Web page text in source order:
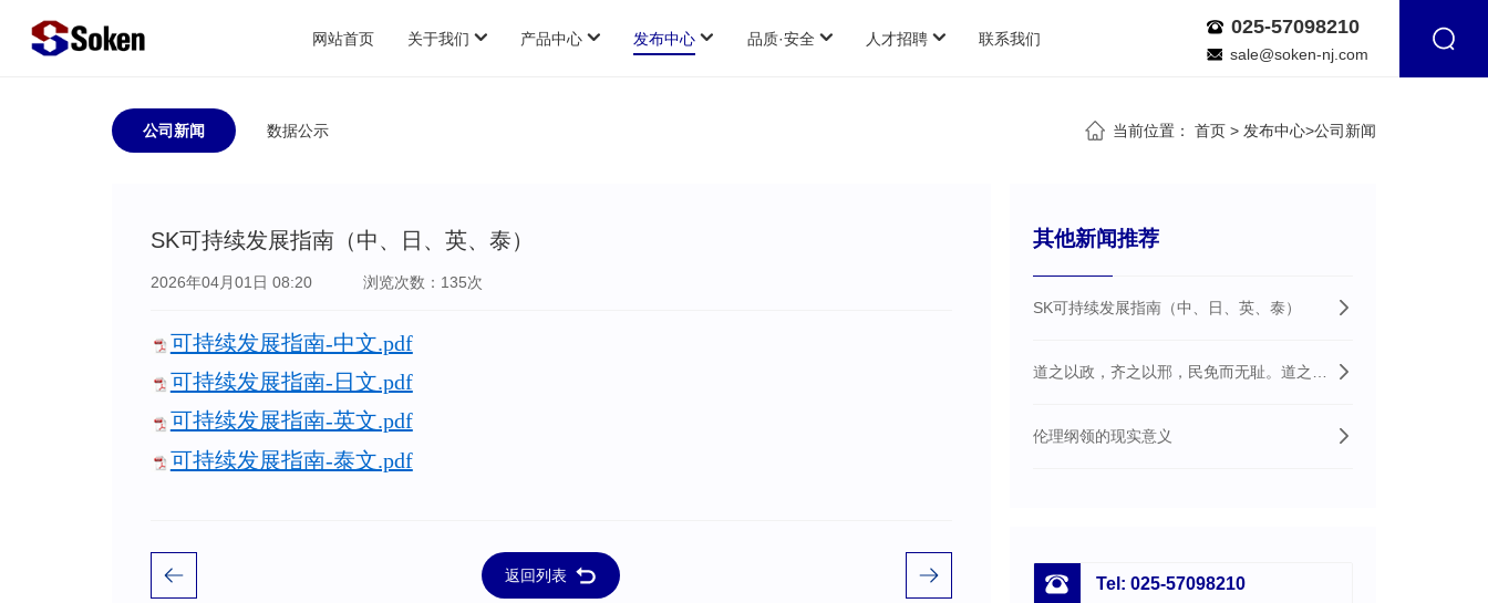
网站首页 关于我们
企业证书
产品中心
偏光片用胶粘剂
双面胶带、泡棉用胶粘剂
发布中心 品质·安全 人才招聘 联系我们
025-57098210
sale@soken-nj.com
公司新闻 数据公示 当前位置： 首页 > 发布中心>公司新闻
SK可持续发展指南（中、日、英、泰）
2026年04月01日 08:20 浏览次数：135次
可持续发展指南-中文.pdf
可持续发展指南-日文.pdf
可持续发展指南-英文.pdf
可持续发展指南-泰文.pdf
返回列表
其他新闻推荐
SK可持续发展指南（中、日、英、泰）
道之以政，齐之以邢，民免而无耻。道之以
伦理纲领的现实意义
Tel: 025-57098210